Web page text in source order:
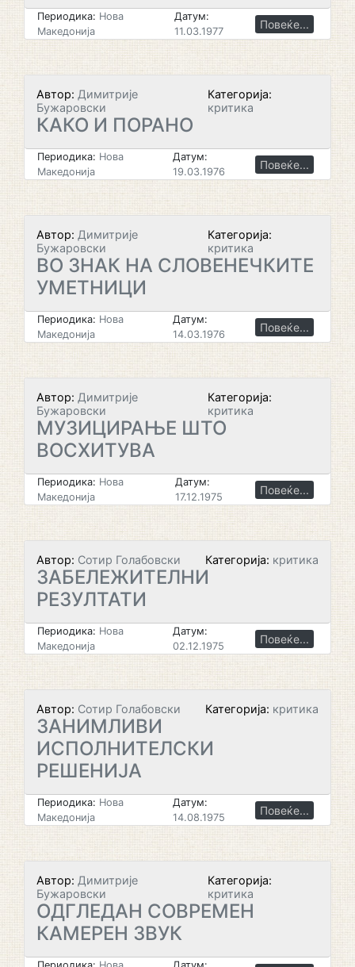
Периодика: Нова
Македонија
Датум:
11.03.1977
Повеќе...
Автор: Димитрије
Бужаровски
Категорија:
критика
КАКО И ПОРАНО
Периодика: Нова
Македонија
Датум:
19.03.1976
Повеќе...
Автор: Димитрије
Бужаровски
Категорија:
критика
ВО ЗНАК НА СЛОВЕНЕЧКИТЕ
УМЕТНИЦИ
Периодика: Нова
Македонија
Датум:
14.03.1976
Повеќе...
Автор: Димитрије
Бужаровски
Категорија:
критика
МУЗИЦИРАЊЕ ШТО
ВОСХИТУВА
Периодика: Нова
Македонија
Датум:
17.12.1975
Повеќе...
Автор: Сотир Голабовски Категорија: критика
ЗАБЕЛЕЖИТЕЛНИ
РЕЗУЛТАТИ
Периодика: Нова
Македонија
Датум:
02.12.1975
Повеќе...
Автор: Сотир Голабовски Категорија: критика
ЗАНИМЛИВИ
ИСПОЛНИТЕЛСКИ
РЕШЕНИЈА
Периодика: Нова
Македонија
Датум:
14.08.1975
Повеќе...
Автор: Димитрије
Бужаровски
Категорија:
критика
ОДГЛЕДАН СОВРЕМЕН
КАМЕРЕН ЗВУК